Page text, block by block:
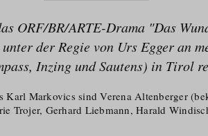
ORF/​BR/​ARTE-Drama "Das
der Regie von Urs Egger an
Inzing und Sautens) in Tirol
Karl Markovics sind Verena Altenberger
Trojer, Gerhard Liebmann, Harald